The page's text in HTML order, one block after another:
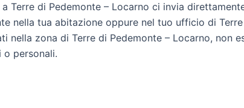
Terre di Pedemonte – Locarno ci invia
nella tua abitazione oppure nel tuo ufficio di
nella zona di Terre di Pedemonte – Locarno, non
personali.